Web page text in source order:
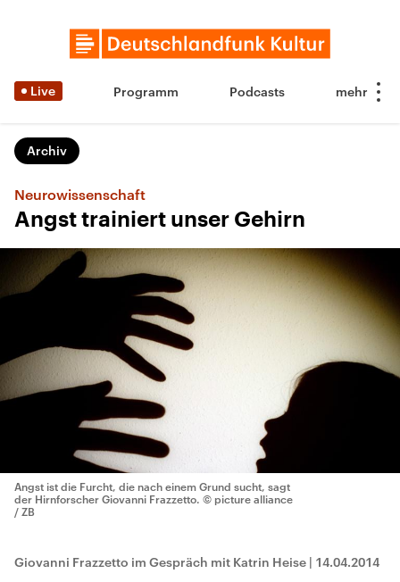
Live Programm Podcasts
Archiv
Neurowissenschaft
Angst trainiert unser Gehirn
Angst ist die Furcht, die nach einem Grund sucht, sagt
der Hirnforscher Giovanni Frazzetto. © picture alliance
/ ZB
Giovanni Frazzetto im Gespräch mit Katrin Heise | 14.04.2014